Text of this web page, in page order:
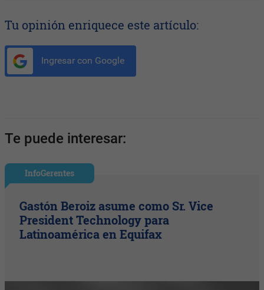
Tu opinión enriquece este artículo:
Ingresar con Google
Te puede interesar:
InfoGerentes
Gastón Beroiz asume como Sr. Vice
President Technology para
Latinoamérica en Equifax